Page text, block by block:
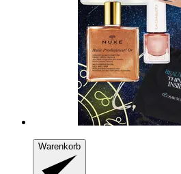
Warenkorb